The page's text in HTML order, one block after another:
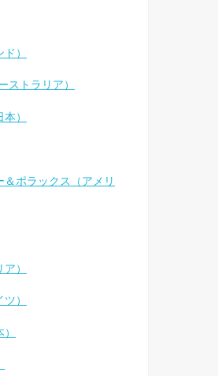
）
ストラリア）
）
＆ポラックス（アメリ
）
）